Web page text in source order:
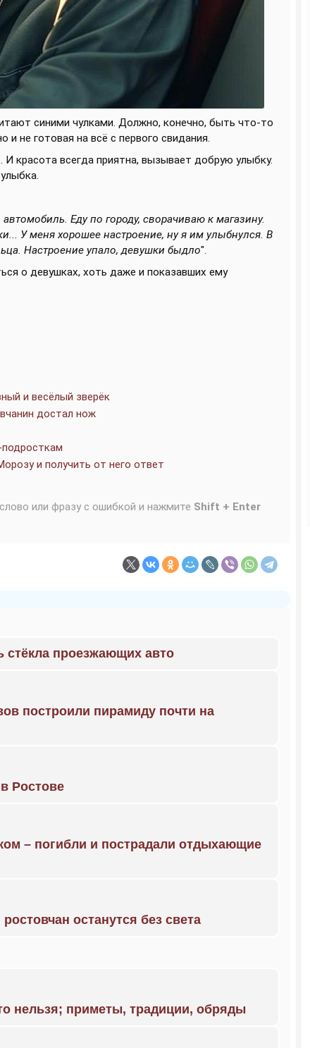
синими чулками. Должно, конечно, быть что-то
и не готовая на всё с первого свидания.
красота всегда приятна, вызывает добрую улыбку.
Еду по городу, сворачиваю к магазину.
У меня хорошее настроение, ну я им улыбнулся. В
Настроение упало, девушки быдло".
о девушках, хоть даже и показавших ему
и весёлый зверёк
достал нож
и получить от него ответ
или фразу с ошибкой и нажмите Shift + Enter
стёкла проезжающих авто
построили пирамиду почти на
Ростове
– погибли и пострадали отдыхающие
останутся без света
нельзя; приметы, традиции, обряды